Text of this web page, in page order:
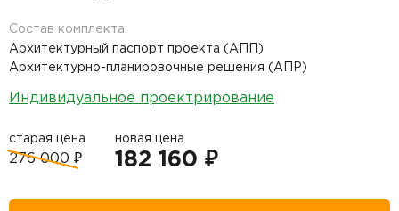
Состав комплекта:
Архитектурный паспорт проекта (АПП)
Архитектурно-планировочные решения (АПР)
Индивидуальное проектрирование
старая цена
276 000 ₽
новая цена
182 160 ₽